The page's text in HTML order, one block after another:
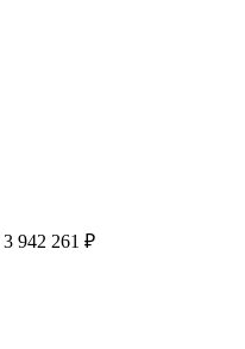
3 942 261 ₽